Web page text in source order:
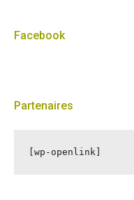
Facebook
Partenaires
[wp-openlink]